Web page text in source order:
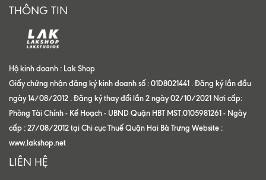
THÔNG TIN
Hộ kinh doanh : Lak Shop
Giấy chứng nhận đăng ký kinh doanh số : 01D8021441 . Đăng ký lần đầu
ngày 14/08/2012 . Đăng ký thay đổi lần 2 ngày 02/10/2021 Nơi cấp:
Phòng Tài Chính - Kế Hoạch - UBND Quận HBT MST:0105981261 - Ngày
cấp : 27/08/2012 tại Chi cục Thuế Quận Hai Bà Trưng Website :
www.lakshop.net
LIÊN HỆ